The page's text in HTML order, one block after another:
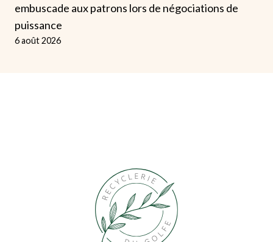
embuscade aux patrons lors de négociations de
puissance
6 août 2026